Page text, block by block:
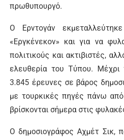
πρωθυπουργό.
Ο Ερντογάν
«Εργκένεκον» και για να
πολιτικούς και ακτιβιστές,
ελευθερία του Τύπου. Μέχρι
3.845 έρευνες σε βάρος
με τουρκικές πηγές πάνω
βρίσκονται σήμερα στις
O δημοσιογράφος Αχμέτ Σικ,